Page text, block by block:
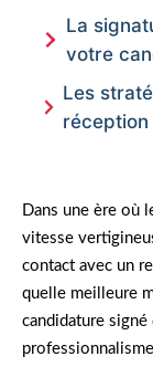
La
votre
Les
Dans une ère où
vitesse
contact avec un
quelle meilleure
candidature